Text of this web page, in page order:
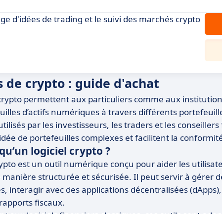
d'idées de trading et le suivi des marchés crypto
de crypto : guide d'achat
permettent aux particuliers comme aux
d’actifs numériques à travers différents
par les investisseurs, les traders et les
de portefeuilles complexes et facilitent la
logiciel crypto ?
est un outil numérique conçu pour aider les
structurée et sécurisée. Il peut servir à gérer
interagir avec des applications décentralisées
fiscaux.